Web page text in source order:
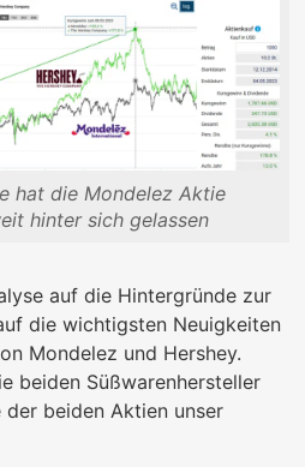
hat die Mondelez Aktie
hinter sich gelassen
auf die Hintergründe zur
die wichtigsten Neuigkeiten
Mondelez und Hershey.
beiden Süßwarenhersteller
beiden Aktien unser